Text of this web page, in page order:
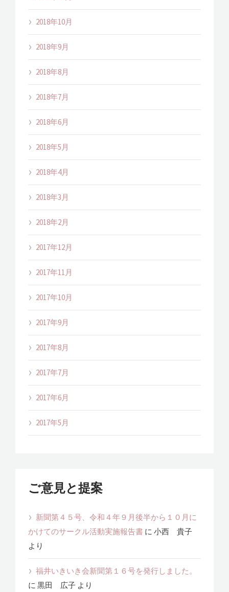
2018年10月
2018年9月
2018年8月
2018年7月
2018年6月
2018年5月
2018年4月
2018年3月
2018年2月
2017年12月
2017年11月
2017年10月
2017年9月
2017年8月
2017年7月
2017年6月
2017年5月
ご意見と提案
新聞第４５号、令和４年９月後半から１０月に
かけてのサークル活動実施報告書 に 小西 貴子
より
福井いきいき会新聞第１６号を発行しました。
に 黒田 広子 より